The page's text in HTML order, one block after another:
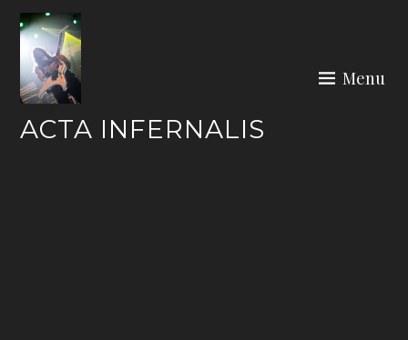
Skip
content
ACTA INFERNALIS
Menu